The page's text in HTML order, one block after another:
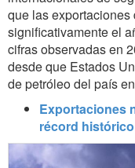
que las
significativamente el
cifras observadas en
desde que Estados
de petróleo del país
Exportaciones
récord histórico